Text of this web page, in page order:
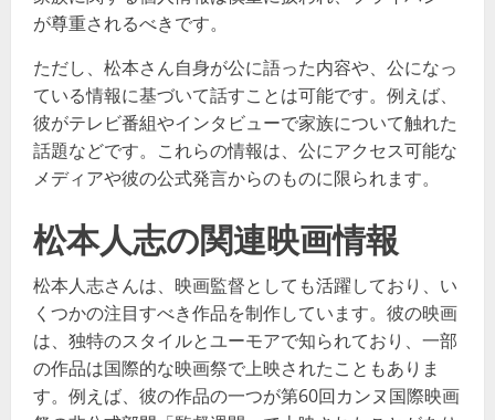
が尊重されるべきです。
ただし、松本さん自身が公に語った内容や、公になっ
ている情報に基づいて話すことは可能です。例えば、
彼がテレビ番組やインタビューで家族について触れた
話題などです。これらの情報は、公にアクセス可能な
メディアや彼の公式発言からのものに限られます。
松本人志の関連映画情報
松本人志さんは、映画監督としても活躍しており、い
くつかの注目すべき作品を制作しています。彼の映画
は、独特のスタイルとユーモアで知られており、一部
の作品は国際的な映画祭で上映されたこともありま
す。例えば、彼の作品の一つが第60回カンヌ国際映画